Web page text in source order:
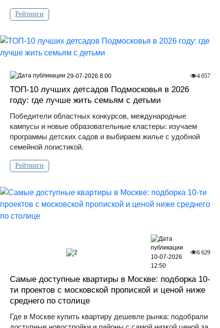
Рейтинги
ТОП-10 лучших детсадов Подмосковья в 2026
году: где лучше жить семьям с детьми
Победители областных конкурсов, международные
кампусы и новые образовательные кластеры: изучаем
программы детских садов и выбираем жилье с удобной
семейной логистикой.
Рейтинги
4 057
29-07-2026 8:00
Самые доступные квартиры в Москве: подборка 10-
ти проектов с московской пропиской и ценой ниже
среднего по столице
Где в Москве купить квартиру дешевле рынка: подобрали
2 6 629
10-07-2026
12:50